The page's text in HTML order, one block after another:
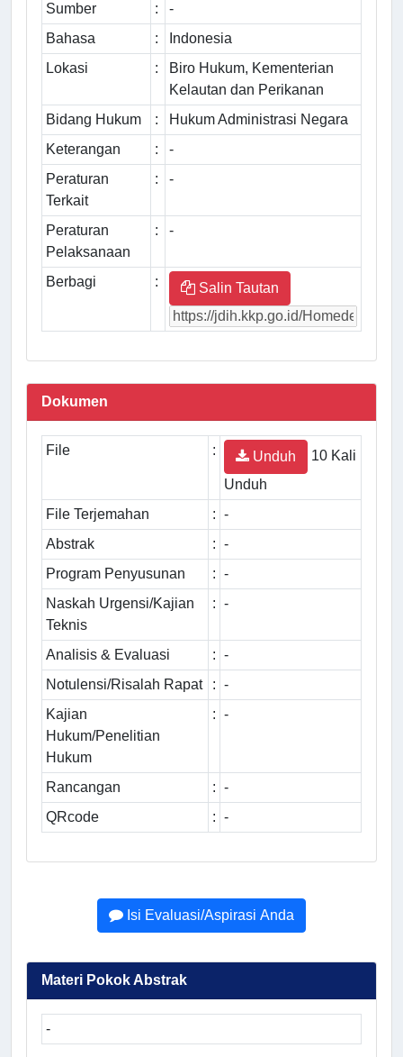
Sumber :
-
Bahasa
:
Indonesia
Lokasi
:
Biro Hukum, Kementerian
Kelautan dan Perikanan
Bidang Hukum
:
Hukum Administrasi Negara
Keterangan
:
-
Peraturan
Terkait
: -
Peraturan
Pelaksanaan
: -
Berbagi : Salin Tautan
Dokumen
File : Unduh
10 Kali
Unduh
File Terjemahan
: -
Abstrak
: -
Program Penyusunan
: -
Naskah Urgensi/Kajian
Teknis
: -
Analisis & Evaluasi : -
Notulensi/Risalah Rapat
: -
Kajian
Hukum/Penelitian
Hukum
: -
Rancangan : -
QRcode
: -
Isi Evaluasi/Aspirasi Anda
Materi Pokok Abstrak
-